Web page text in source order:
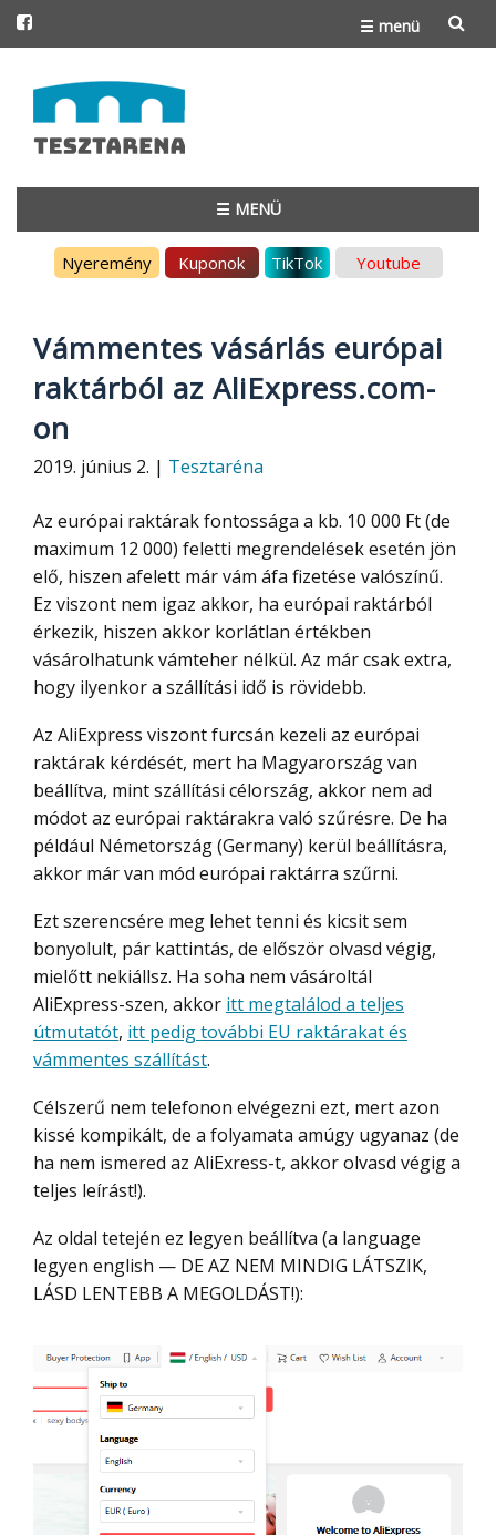
☰ menü
to
content
☰ MENÜ
Nyeremény Kuponok TikTok Youtube
Vámmentes vásárlás európai
raktárból az AliExpress.com-
on
2019. június 2. | Tesztaréna
Az európai raktárak fontossága a kb. 10 000 Ft (de
maximum 12 000) feletti megrendelések esetén jön
elő, hiszen afelett már vám áfa fizetése valószínű.
Ez viszont nem igaz akkor, ha európai raktárból
érkezik, hiszen akkor korlátlan értékben
vásárolhatunk vámteher nélkül. Az már csak extra,
hogy ilyenkor a szállítási idő is rövidebb.
Az AliExpress viszont furcsán kezeli az európai
raktárak kérdését, mert ha Magyarország van
beállítva, mint szállítási célország, akkor nem ad
módot az európai raktárakra való szűrésre. De ha
például Németország (Germany) kerül beállításra,
akkor már van mód európai raktárra szűrni.
Ezt szerencsére meg lehet tenni és kicsit sem
bonyolult, pár kattintás, de először olvasd végig,
mielőtt nekiállsz. Ha soha nem vásároltál
AliExpress-szen, akkor itt megtalálod a teljes
útmutatót, itt pedig további EU raktárakat és
vámmentes szállítást.
Célszerű nem telefonon elvégezni ezt, mert azon
kissé kompikált, de a folyamata amúgy ugyanaz (de
ha nem ismered az AliExress-t, akkor olvasd végig a
teljes leírást!).
Az oldal tetején ez legyen beállítva (a language
legyen english — DE AZ NEM MINDIG LÁTSZIK,
LÁSD LENTEBB A MEGOLDÁST!):